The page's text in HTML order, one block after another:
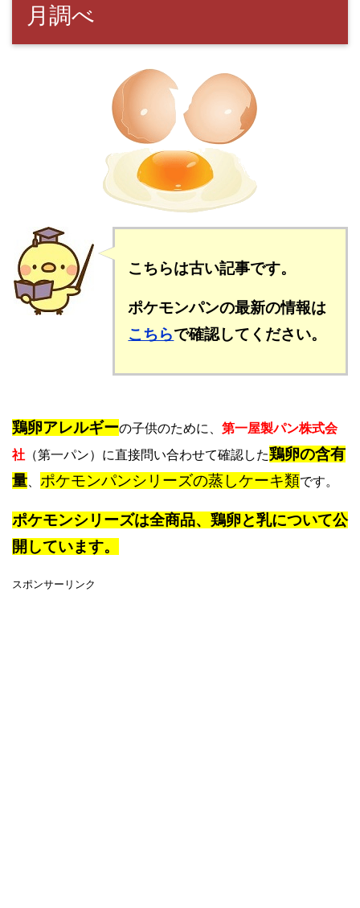
月調べ
こちらは古い記事です。
ポケモンパンの最新の情報は
こちらで確認してください。
鶏卵アレルギーの子供のために、 第一屋製パン株式会
社 （第一パン）に直接問い合わせて確認した鶏卵の含有
量
ポケモンパンシリーズの蒸しケーキ類です。
ポケモンシリーズは全商品、鶏卵と乳について公
開しています。
スポンサーリンク